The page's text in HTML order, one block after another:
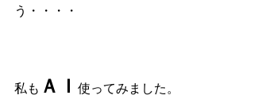
う・・・・
私も ＡＩ 使ってみました。